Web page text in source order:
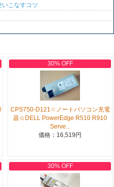
こなすコツ
30% OFF
CPS750-D121☆ノートパソコン充電
器☆DELL PowerEdge R510 R910
Serve...
価格：16,519円
30% OFF